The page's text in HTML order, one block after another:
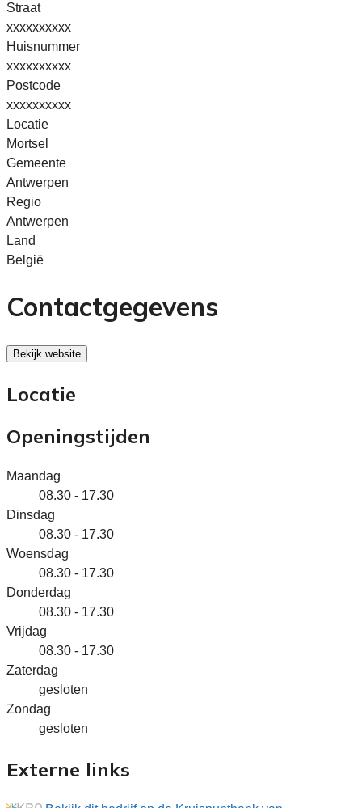
Straat
xxxxxxxxxx
Huisnummer
xxxxxxxxxx
Postcode
xxxxxxxxxx
Locatie
Mortsel
Gemeente
Antwerpen
Regio
Antwerpen
Land
België
Contactgegevens
Bekijk website
Locatie
Openingstijden
Maandag
08.30 - 17.30
Dinsdag
08.30 - 17.30
Woensdag
08.30 - 17.30
Donderdag
08.30 - 17.30
Vrijdag
08.30 - 17.30
Zaterdag
gesloten
Zondag
gesloten
Externe links